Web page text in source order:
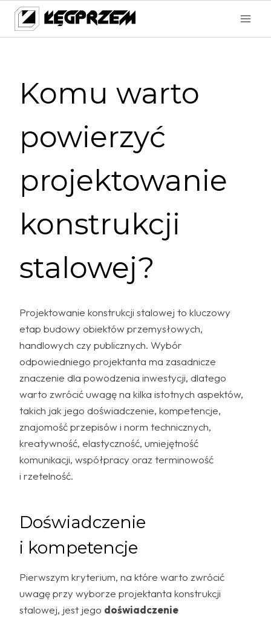
Przejdź
treści
Komu warto
powierzyć
projektowanie
konstrukcji
stalowej?
Projektowanie konstrukcji stalowej to kluczowy
etap budowy obiektów przemysłowych,
handlowych czy publicznych. Wybór
odpowiedniego projektanta ma zasadnicze
znaczenie dla powodzenia inwestycji, dlatego
warto zwrócić uwagę na kilka istotnych aspektów,
takich jak jego doświadczenie, kompetencje,
znajomość przepisów i norm technicznych,
kreatywność, elastyczność, umiejętność
komunikacji, współpracy oraz terminowość
i rzetelność.
Doświadczenie
i kompetencje
Pierwszym kryterium, na które warto zwrócić
uwagę przy wyborze projektanta konstrukcji
stalowej, jest jego doświadczenie